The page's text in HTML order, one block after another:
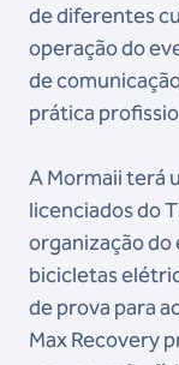
de diferentes
operação do
de
prática
A Mormaii terá
licenciados do
organização
bicicletas
de prova para
Max Recovery